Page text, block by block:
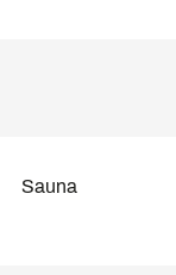
Sauna